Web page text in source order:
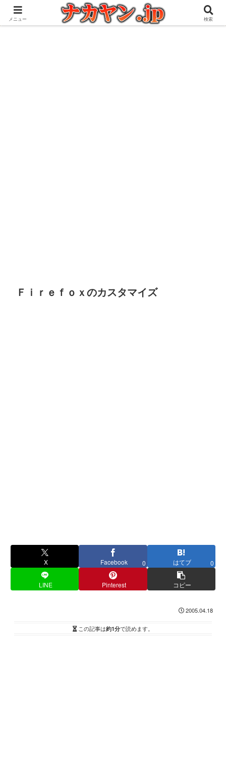
アウトドアとガジェット好きな管理人の愉快な日々を綴るブログ
Ｆｉｒｅｆｏｘのカスタマイズ
X Facebook 0 はてブ 0
LINE Pinterest コピー
2005.04.18
この記事は約1分で読めます。
メニュー 検索